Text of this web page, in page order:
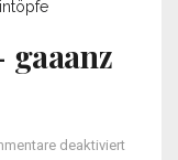
deaktiviert